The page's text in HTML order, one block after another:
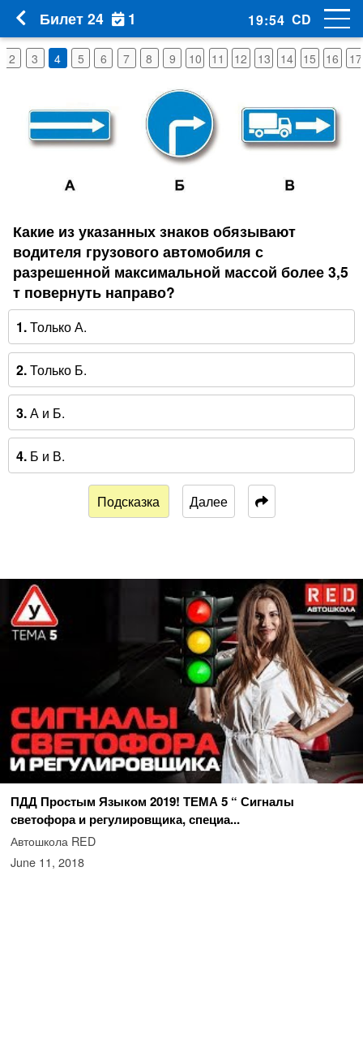
2 3 4 5 6 7 8 9 10 11 12 13 14 15 16 17
Какие из указанных знаков обязывают
водителя грузового автомобиля с
разрешенной максимальной массой более 3,5
т повернуть направо?
1.Только А.
2.Только Б.
3.А и Б.
4.Б и В.
Подсказка Далее
Билет 24 1 19:53 CD
ПДД Простым Языком 2019! ТЕМА 5 “ Сигналы
светофора и регулировщика, специа...
Автошкола RED
June 11, 2018